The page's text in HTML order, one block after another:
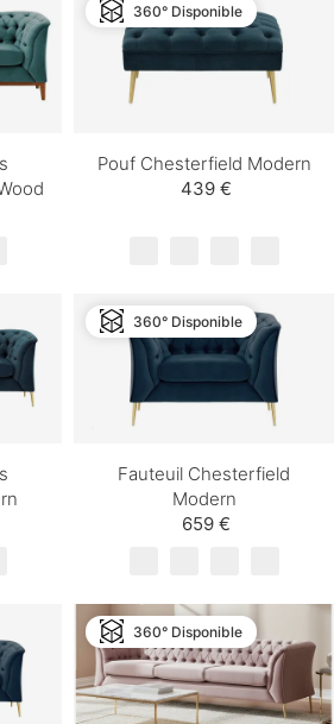
360° Disponible
Pouf Chesterfield Modern
439 €
360° Disponible
Fauteuil Chesterfield
Modern
659 €
360° Disponible